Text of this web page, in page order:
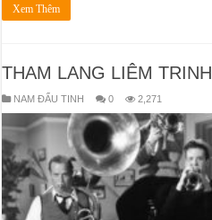
Xem Thêm
THAM LANG LIÊM TRINH
NAM ĐẨU TINH 0 2,271